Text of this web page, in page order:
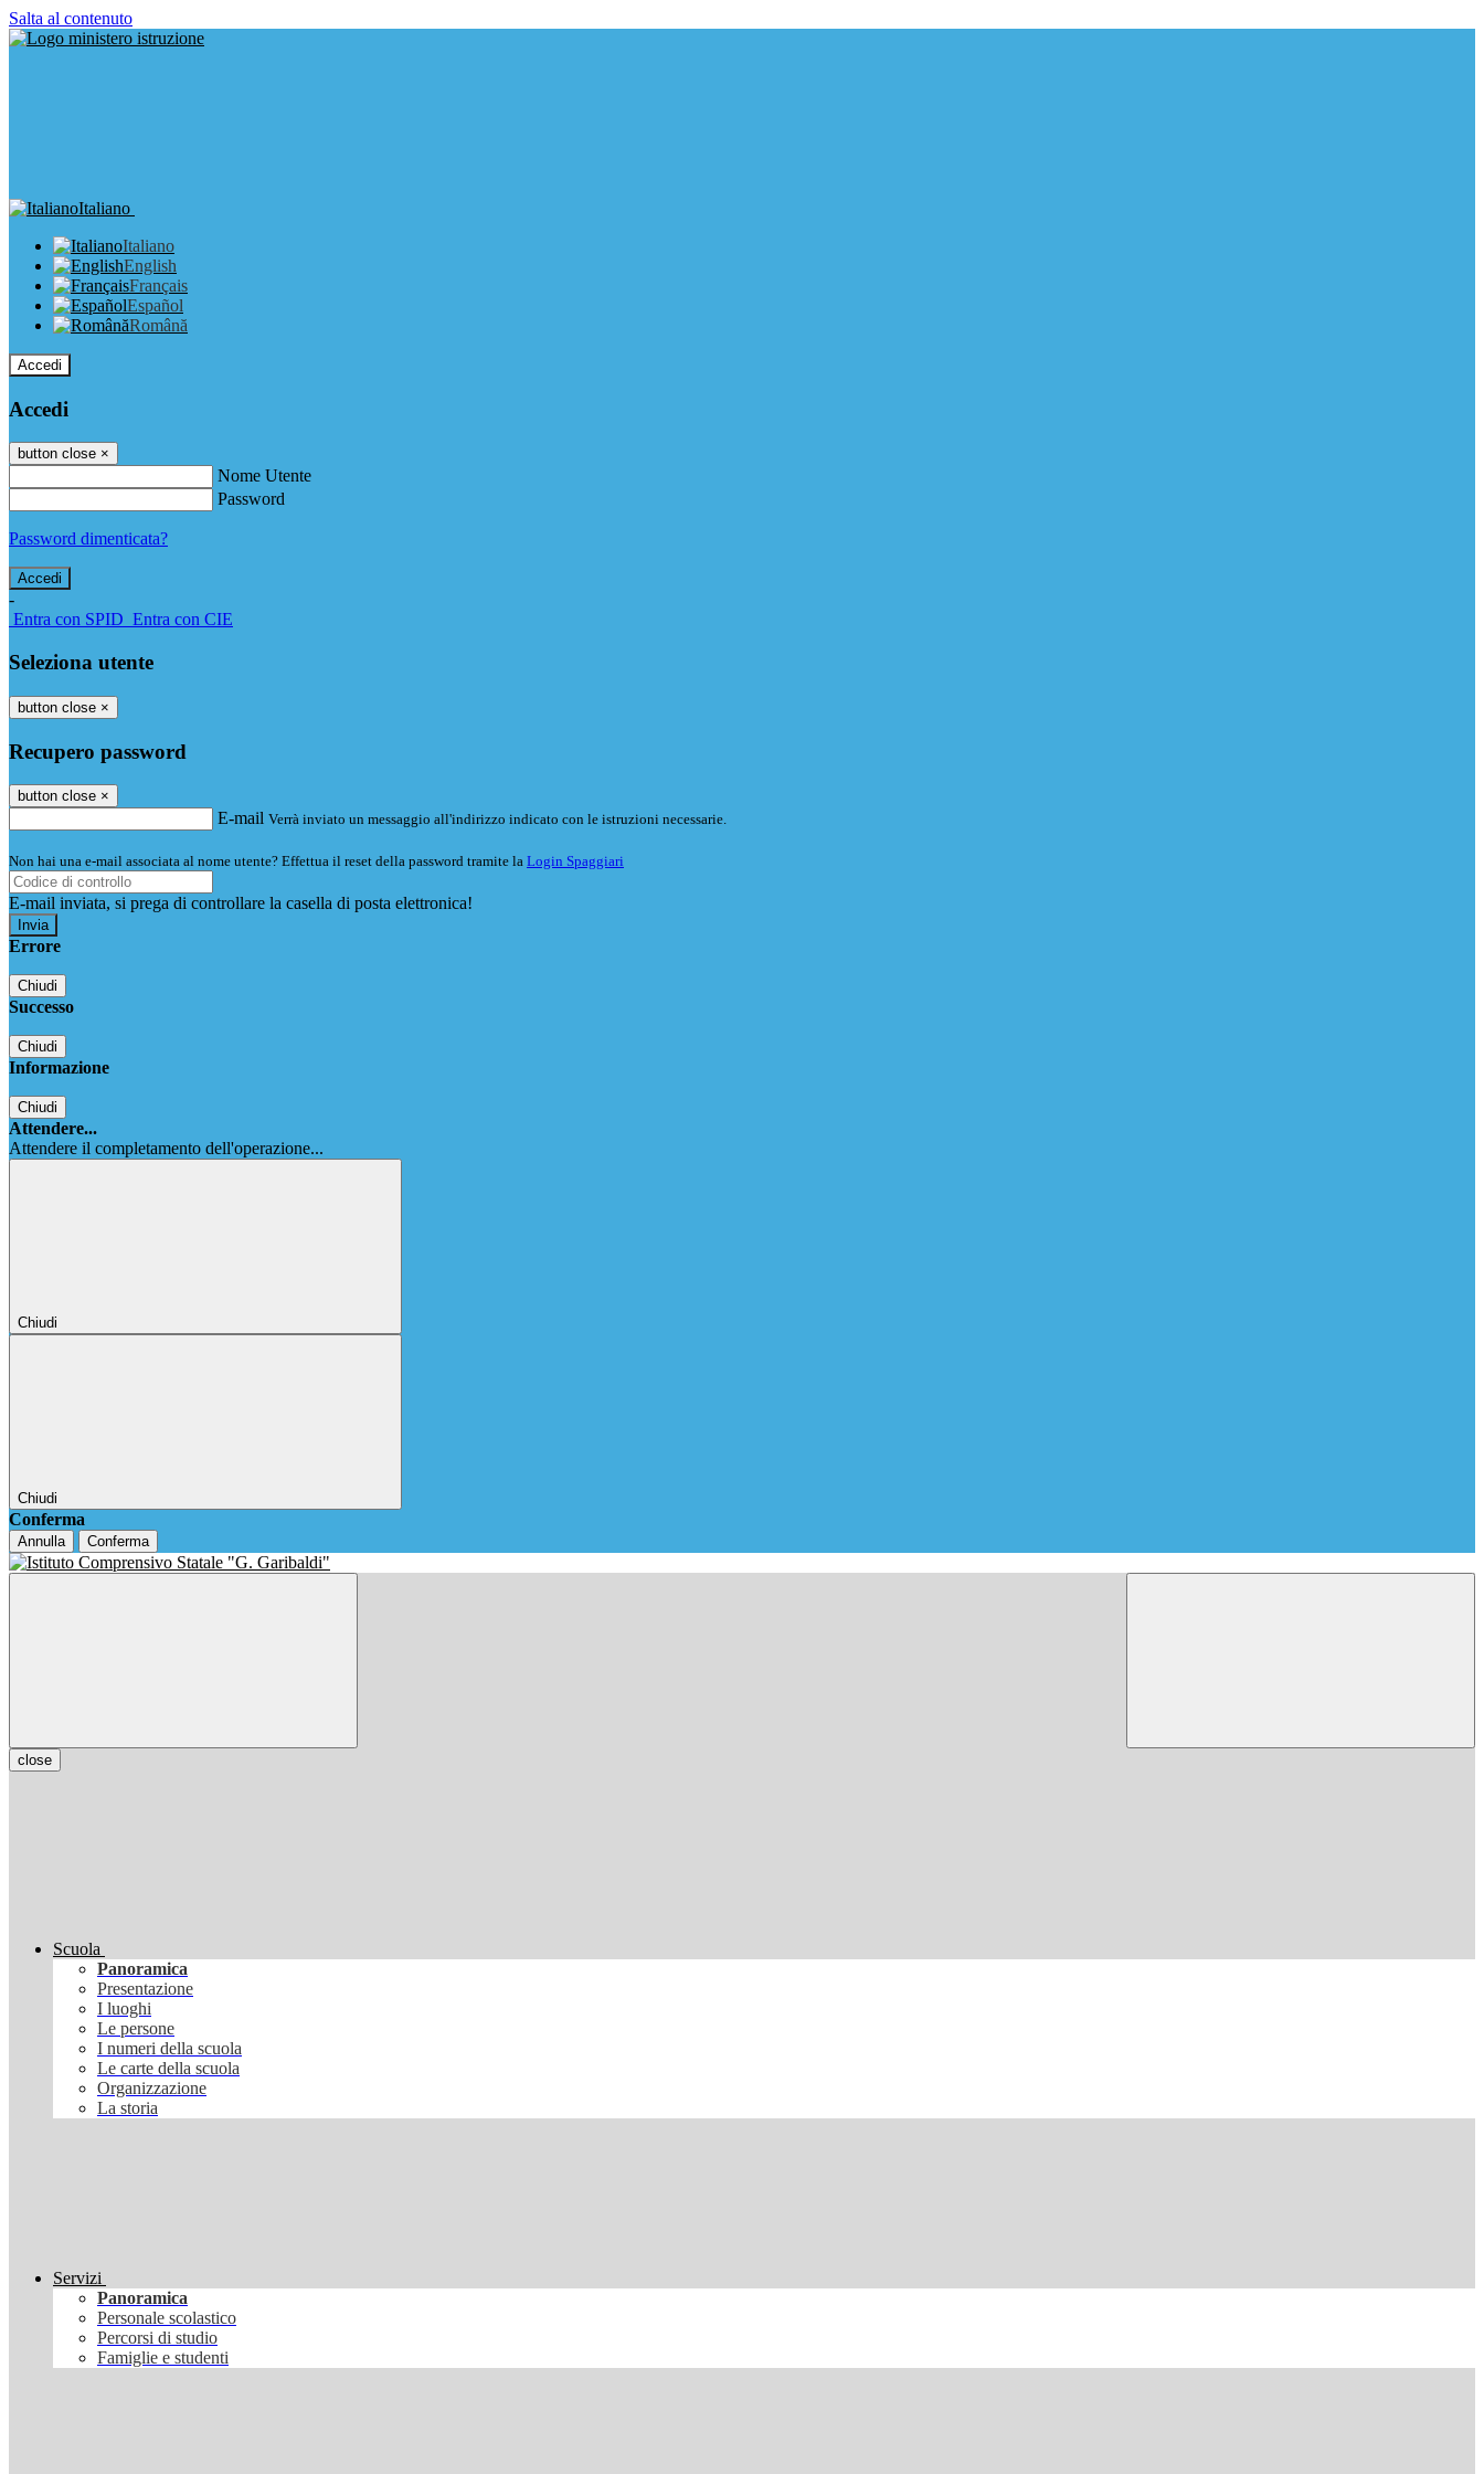
Salta al contenuto
Italiano
Italiano
English
Français
Español
Română
Accedi
Accedi
button close ×
Nome Utente
Password
Password dimenticata?
-
Entra con SPID Entra con CIE
Seleziona utente
button close ×
Recupero password
button close ×
E-mail Verrà inviato un messaggio all'indirizzo indicato con le istruzioni necessarie.
Non hai una e-mail associata al nome utente? Effettua il reset della password tramite la Login Spaggiari
E-mail inviata, si prega di controllare la casella di posta elettronica!
Errore
Chiudi
Successo
Chiudi
Informazione
Chiudi
Attendere...
Attendere il completamento dell'operazione...
Chiudi
Chiudi
Conferma
Annulla Conferma
close
Scuola
Panoramica
Presentazione
I luoghi
Le persone
I numeri della scuola
Le carte della scuola
Organizzazione
La storia
Servizi
Panoramica
Personale scolastico
Percorsi di studio
Famiglie e studenti